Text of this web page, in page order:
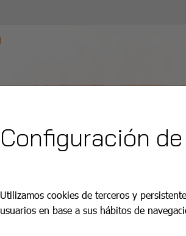
Configuración
Utilizamos cookies de terceros y
usuarios en base a sus hábitos de